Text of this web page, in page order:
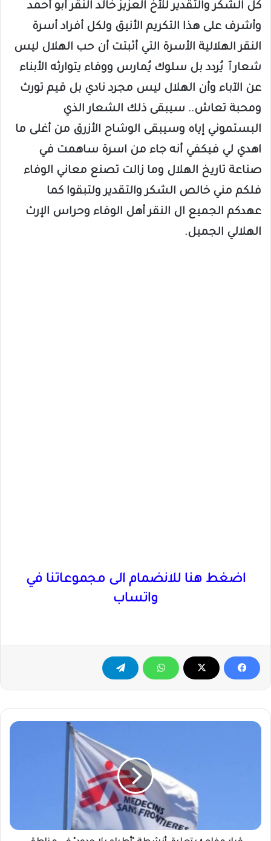
كل الشكر والتقدير للأخ العزيز خالد النقر أبو أحمد
وأشرف على هذا التكريم الأنيق ولكل أفراد أسرة
النقر الهلالية الأسرة التي أثبتت أن حب الهلال ليس
شعارٱ يُردد بل سلوك يُمارس ووفاء يتوارثه الأبناء
عن الآباء وأن الهلال ليس مجرد نادي بل قيم تورث
ومحبة تعاش.. سيبقى ذلك الشعار الذي
البستموني إياه وسيبقى الوشاح الأزرق من أغلى ما
اهدي لي فيكفي أنه جاء من اسرة ساهمت في
صناعة تاريخ الهلال وما زالت تصنع معاني الوفاء
فلكم مني خالص الشكر والتقدير ولتبقوا كما
عهدكم الجميع ال النقر أهل الوفاء وحراس الإرث
الهلالي الجميل.
اضغط هنا للانضمام الى مجموعاتنا في
واتساب
قرار
مناطق